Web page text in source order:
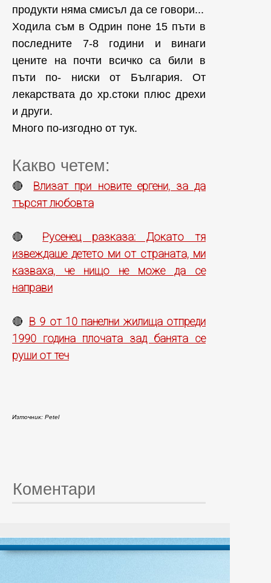
продукти няма смисъл да се говори...
Ходила съм в Одрин поне 15 пъти в
последните 7-8 години и винаги
цените на почти всичко са били в
пъти по- ниски от България. От
лекарствата до хр.стоки плюс дрехи
и други.
Много по-изгодно от тук.
Какво четем:
🔴 Влизат при новите ергени, за да
търсят любовта
🔴 Русенец разказа: Докато тя
извеждаше детето ми от страната, ми
казваха, че нищо не може да се
направи
🔴 В 9 от 10 панелни жилища отпреди
1990 година плочата зад банята се
руши от теч
Източник: Petel
Коментари